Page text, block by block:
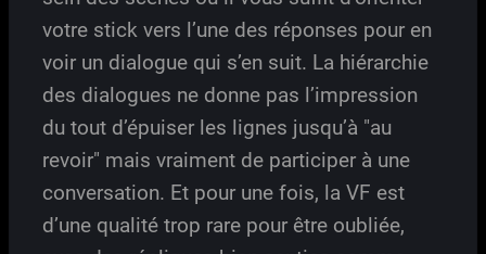
votre stick vers l’une des réponses pour en
voir un dialogue qui s’en suit. La hiérarchie
des dialogues ne donne pas l’impression
du tout d’épuiser les lignes jusqu’à "au
revoir" mais vraiment de participer à une
conversation. Et pour une fois, la VF est
d’une qualité trop rare pour être oubliée,